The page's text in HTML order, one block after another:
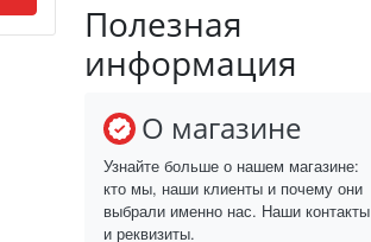
Полезная
информация
О магазине
Узнайте больше о нашем магазине:
кто мы, наши клиенты и почему они
выбрали именно нас. Наши контакты
и реквизиты.